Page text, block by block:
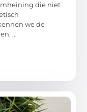
die niet
we de
...